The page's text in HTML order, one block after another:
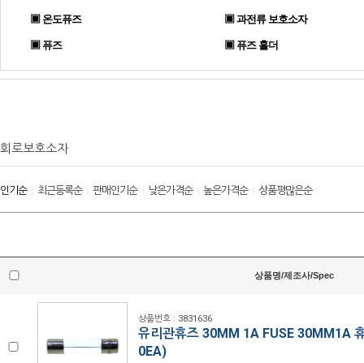
▣ 온도퓨즈 ▣ 과전류 보호소자
▣ 퓨즈 ▣ 퓨즈 홀더
회로보호소자
인기순| 최근등록순| 판매인기순| 낮은가격순| 높은가격순| 상품평많은순
상품명/제조사/Spec
상품번호 : 3831636
유리관휴즈 30MM 1A FUSE 30MM1A
0EA)